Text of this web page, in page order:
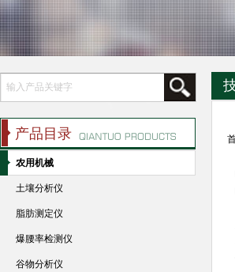
产品目录
农用机械
土壤分析仪
脂肪测定仪
爆腰率检测仪
谷物分析仪